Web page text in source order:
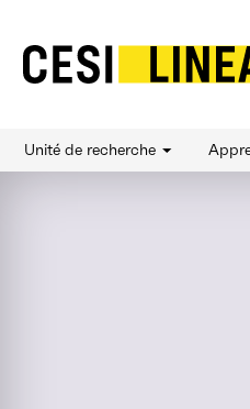
CESI LINEACT -
Unité de recherche